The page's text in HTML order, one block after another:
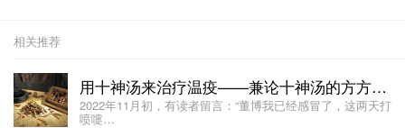
相关推荐
用十神汤来治疗温疫——兼论十神汤的方方面面
2022年11月初，有读者留言：“董博我已经感冒了，这两天打
喷嚏…